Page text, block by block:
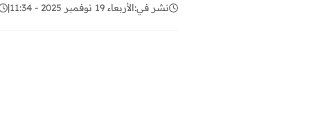
نشر في:الأربعاء 19 نوفمبر 2025 - 11:34 |